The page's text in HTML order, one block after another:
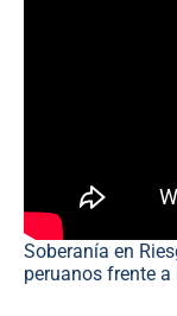
Soberanía en
peruanos frente